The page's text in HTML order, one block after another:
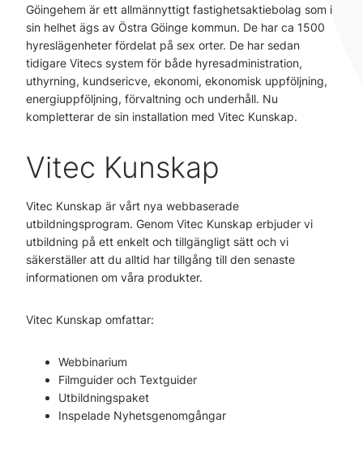
Göingehem är ett allmännyttigt fastighetsaktiebolag som i
sin helhet ägs av Östra Göinge kommun. De har ca 1500
hyreslägenheter fördelat på sex orter. De har sedan
tidigare Vitecs system för både hyresadministration,
uthyrning, kundsericve, ekonomi, ekonomisk uppföljning,
energiuppföljning, förvaltning och underhåll. Nu
kompletterar de sin installation med Vitec Kunskap.
Vitec Kunskap
Vitec Kunskap är vårt nya webbaserade
utbildningsprogram. Genom Vitec Kunskap erbjuder vi
utbildning på ett enkelt och tillgängligt sätt och vi
säkerställer att du alltid har tillgång till den senaste
informationen om våra produkter.
Vitec Kunskap omfattar:
Webbinarium
Filmguider och Textguider
Utbildningspaket
Inspelade Nyhetsgenomgångar